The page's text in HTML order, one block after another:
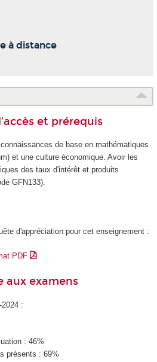
à distance
et prérequis
de base en mathématiques
et une culture économique. Avoir les
des taux d'intérêt et produits
GFN133).
d'appréciation pour cet enseignement :
PDF
aux examens
:
: 46%
présents : 69%